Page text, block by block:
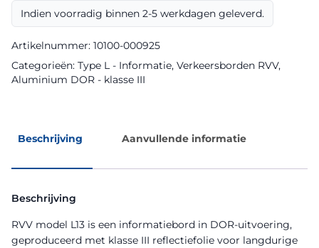
aantal
Indien voorradig binnen 2-5 werkdagen geleverd.
Artikelnummer: 10100-000925
Categorieën: Type L - Informatie, Verkeersborden RVV,
Aluminium DOR - klasse III
Beschrijving Aanvullende informatie
Beschrijving
RVV model L13 is een informatiebord in DOR-uitvoering,
geproduceerd met klasse III reflectiefolie voor langdurige